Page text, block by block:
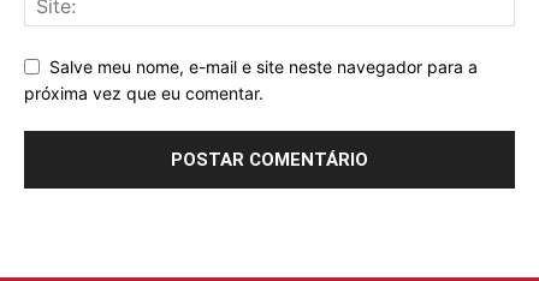
Salve meu nome, e-mail e site neste navegador para a
próxima vez que eu comentar.